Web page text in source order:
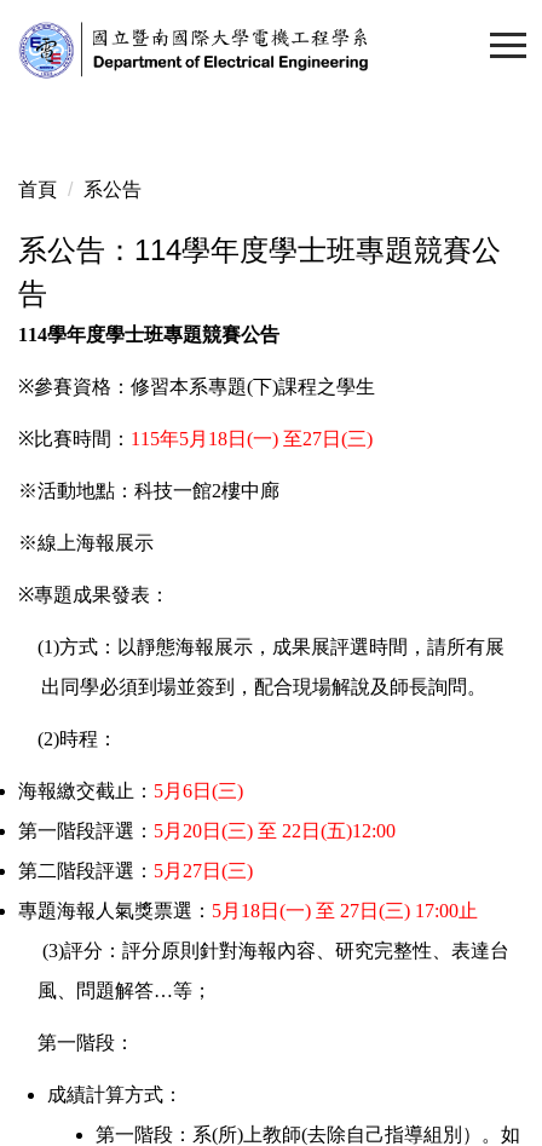
到
主
區
首頁 系公告
系公告：114學年度學士班專題競賽公
告
114學年度學士班專題競賽公告
※參賽資格：修習本系專題(下)課程之學生
※比賽時間： 115年5月 18日 (一) 至27日 (三)
※活動地點：科技一館2樓中廊
※線上海報展示
※專題成果發表：
(1)方式：以靜態海報展示，成果展評選時間，請所有展
出同學必須到場並簽到，配合現場解說及師長詢問。
(2)時程：
海報繳交截止： 5月 6日 (三)
第一階段評選： 5月 20日 (三) 至 22 日 (五)12:00
第二階段評選： 5月 27日 (三)
專題海報人氣獎票選： 5月 18日 (一) 至 27日 (三) 17:00止
(3)評分：評分原則針對海報內容、研究完整性、表達台
風、問題解答…等；
第一階段：
成績計算方式：
第一階段：系(所) 上教師(去除自己指導組別）。如